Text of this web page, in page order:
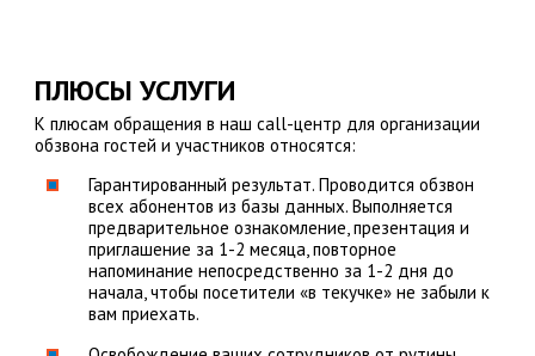
ПЛЮСЫ УСЛУГИ
К плюсам обращения в наш call-центр для организации
обзвона гостей и участников относятся:
Гарантированный результат. Проводится обзвон
всех абонентов из базы данных. Выполняется
предварительное ознакомление, презентация и
приглашение за 1-2 месяца, повторное
напоминание непосредственно за 1-2 дня до
начала, чтобы посетители «в текучке» не забыли к
вам приехать.